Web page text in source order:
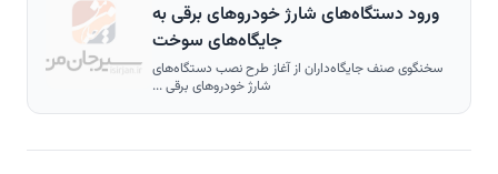
ورود دستگاه‌های شارژ خودروهای برقی به
جایگاه‌های سوخت
سخنگوی صنف جایگاه‌داران از آغاز طرح نصب دستگاه‌های
شارژ خودروهای برقی ...